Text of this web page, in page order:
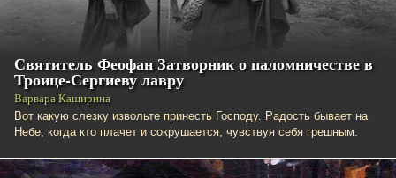
Святитель Феофан Затворник о паломничестве в
Троице-Сергиеву лавру
Варвара Каширина
Вот какую слезку извольте принесть Господу. Радость бывает на
Небе, когда кто плачет и сокрушается, чувствуя себя грешным.